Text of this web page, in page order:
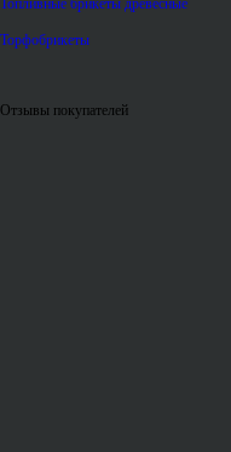
Топливные брикеты древесные
Торфобрикеты
Отзывы покупателей